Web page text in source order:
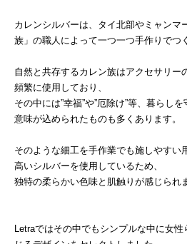
カレンシルバーは、タイ北部やミャンマ
族」の職人によって一つ一つ手作りでつ
自然と共存するカレン族はアクセサリー
頻繁に使用しており、
その中には”幸福”や”厄除け”等、暮らし
意味が込められたものも多くあります。
そのような細工を手作業でも施しやすい
高いシルバーを使用しているため、
独特の柔らかい色味と肌触りが感じられ
Letraではその中でもシンプルな中に女